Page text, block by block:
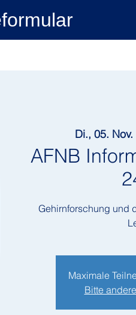
Di., 05. Nov.
AFNB
Gehirnforschung und
Maximale
Bitte